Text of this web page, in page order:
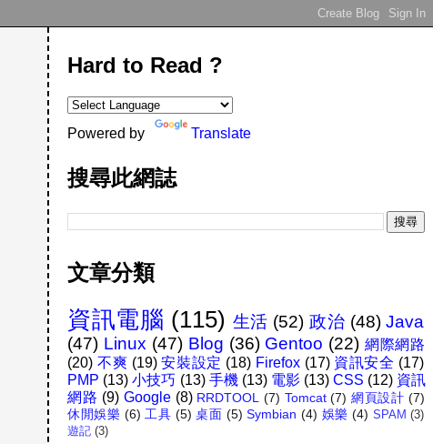
Hard to Read ?
Powered by Translate
搜尋此網誌
文章分類
資訊電腦 (115) 生活 (52) 政治 (48) Java
(47) Linux (47) Blog (36) Gentoo (22) 網際網路
(20) 不爽 (19) 安裝設定 (18) Firefox (17) 資訊安全 (17)
PMP (13) 小技巧 (13) 手機 (13) 電影 (13) CSS (12) 資訊
網路 (9) Google (8) RRDTOOL (7) Tomcat (7) 網頁設計 (7)
休閒娛樂 (6) 工具 (5) 桌面 (5) Symbian (4) 娛樂 (4) SPAM (3)
遊記 (3)